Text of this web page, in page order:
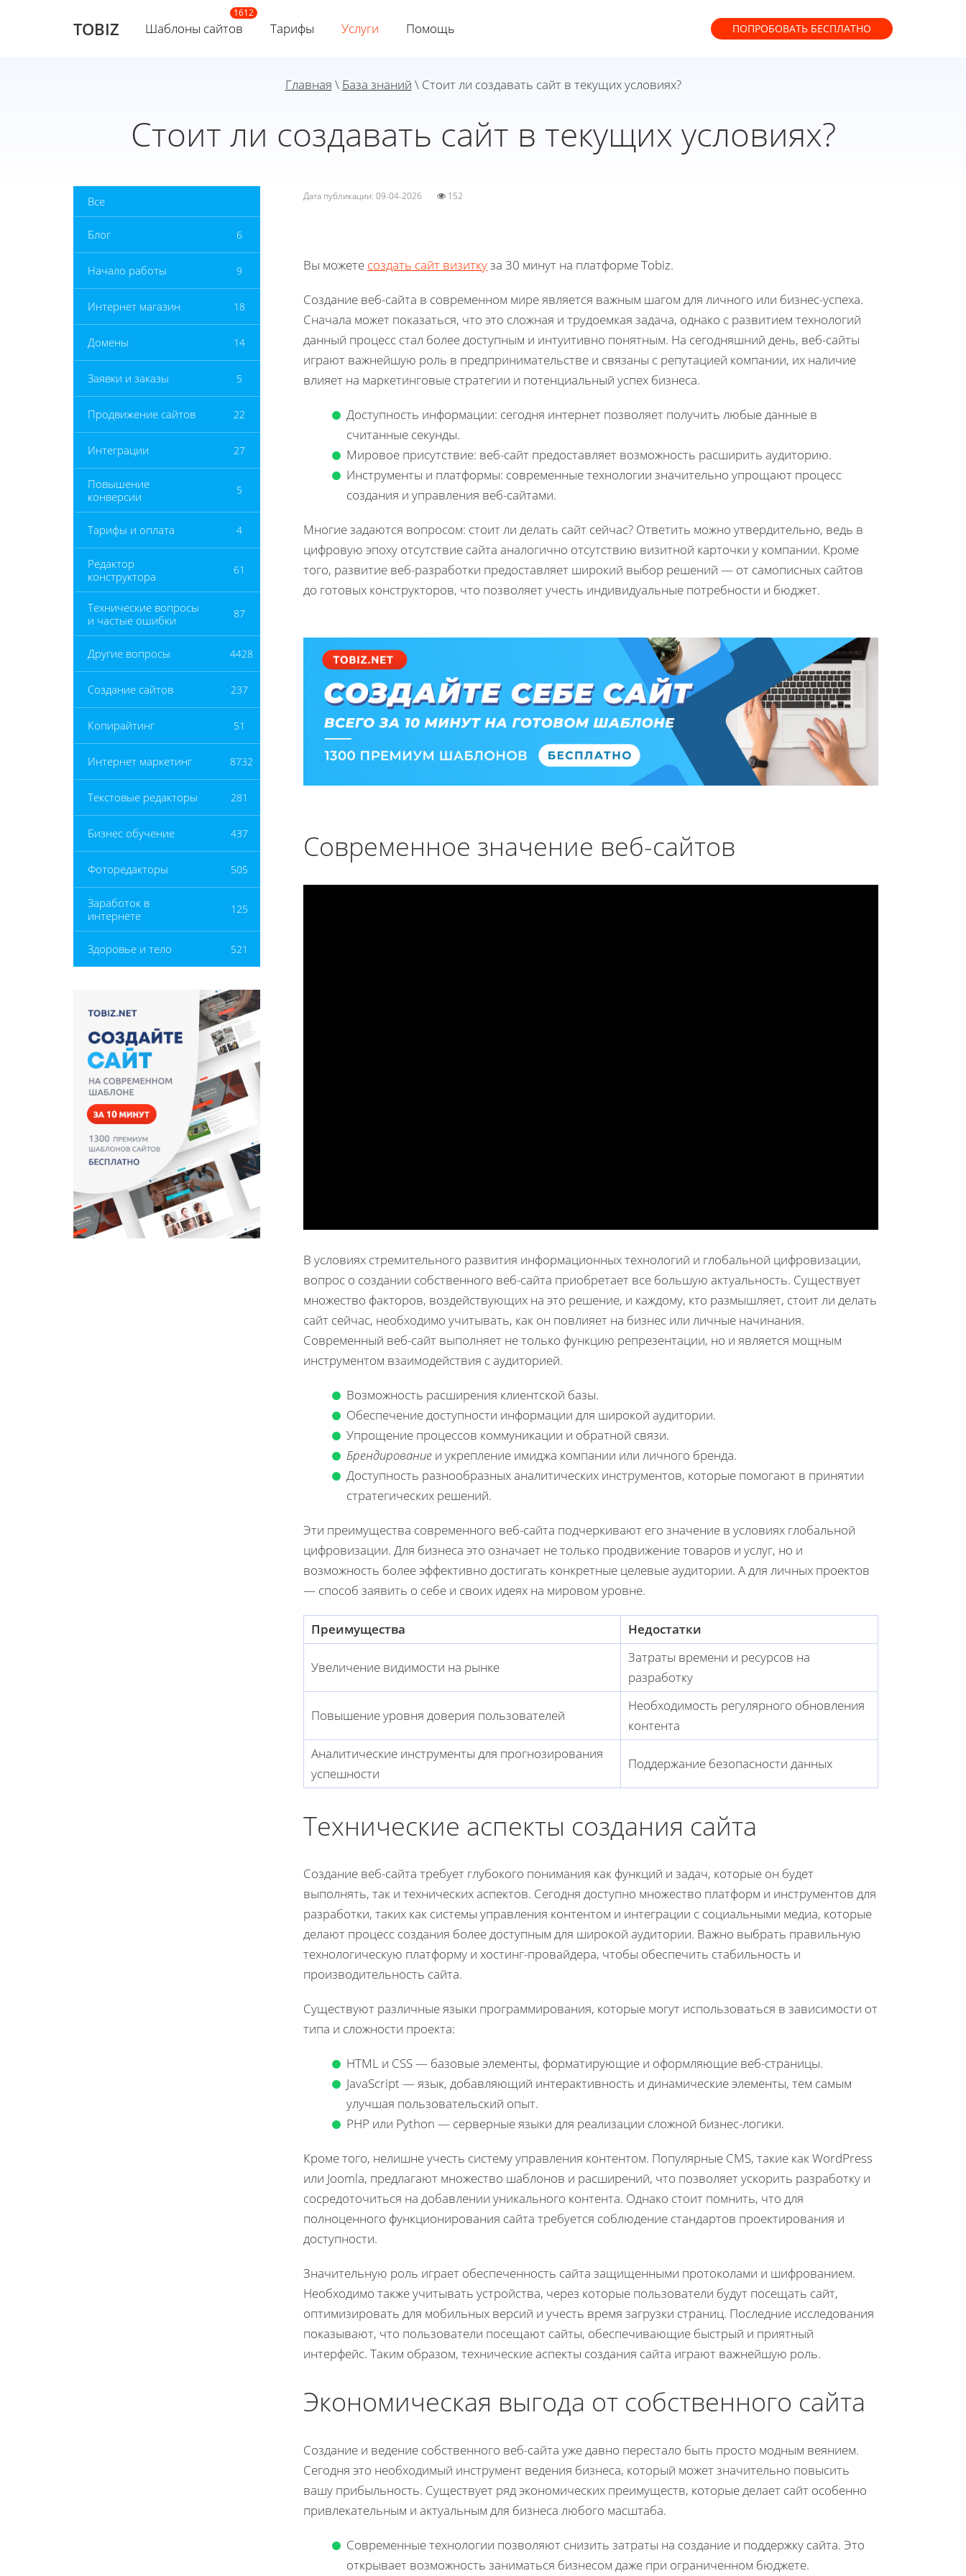
TOBIZ Шаблоны сайтов Тарифы Услуги Помощь ПОПРОБОВАТЬ БЕСПЛАТНО
Главная \ База знаний \ Стоит ли создавать сайт в текущих условиях?
Стоит ли создавать сайт в текущих условиях?
Все
Блог 6
Начало работы 9
Интернет магазин 18
Домены 14
Заявки и заказы 5
Продвижение сайтов 22
Интеграции 27
Повышение
конверсии
5
Тарифы и оплата 4
Редактор
конструктора
61
Технические вопросы
и частые ошибки
87
Другие вопросы 4428
Создание сайтов 237
Копирайтинг 51
Интернет маркетинг 8732
Текстовые редакторы 281
Бизнес обучение 437
Фоторедакторы 505
Заработок в
интернете
125
Здоровье и тело 521
Дата публикации: 09-04-2026 152
Вы можете создать сайт визиткуза 30 минут на платформе Tobiz.
Создание веб-сайта в современном мире является важным шагом для личного или бизнес-успеха.
Сначала может показаться, что это сложная и трудоемкая задача, однако с развитием технологий
данный процесс стал более доступным и интуитивно понятным. На сегодняшний день, веб-сайты
играют важнейшую роль в предпринимательстве и связаны с репутацией компании, их наличие
влияет на маркетинговые стратегии и потенциальный успех бизнеса.
Доступность информации: сегодня интернет позволяет получить любые данные в
считанные секунды.
Мировое присутствие: веб-сайт предоставляет возможность расширить аудиторию.
Инструменты и платформы: современные технологии значительно упрощают процесс
создания и управления веб-сайтами.
Многие задаются вопросом: стоит ли делать сайт сейчас? Ответить можно утвердительно, ведь в
цифровую эпоху отсутствие сайта аналогично отсутствию визитной карточки у компании. Кроме
того, развитие веб-разработки предоставляет широкий выбор решений — от самописных сайтов
до готовых конструкторов, что позволяет учесть индивидуальные потребности и бюджет.
Современное значение веб-сайтов
В условиях стремительного развития информационных технологий и глобальной цифровизации,
вопрос о создании собственного веб-сайта приобретает все большую актуальность. Существует
множество факторов, воздействующих на это решение, и каждому, кто размышляет, стоит ли делать
сайт сейчас, необходимо учитывать, как он повлияет на бизнес или личные начинания.
Современный веб-сайт выполняет не только функцию репрезентации, но и является мощным
инструментом взаимодействия с аудиторией.
Возможность расширения клиентской базы.
Обеспечение доступности информации для широкой аудитории.
Упрощение процессов коммуникации и обратной связи.
Брендирование и укрепление имиджа компании или личного бренда.
Доступность разнообразных аналитических инструментов, которые помогают в принятии
стратегических решений.
Эти преимущества современного веб-сайта подчеркивают его значение в условиях глобальной
цифровизации. Для бизнеса это означает не только продвижение товаров и услуг, но и
возможность более эффективно достигать конкретные целевые аудитории. А для личных проектов
— способ заявить о себе и своих идеях на мировом уровне.
Преимущества Недостатки
Увеличение видимости на рынке
Затраты времени и ресурсов на
разработку
Повышение уровня доверия пользователей
Необходимость регулярного обновления
контента
Аналитические инструменты для прогнозирования
успешности
Поддержание безопасности данных
Технические аспекты создания сайта
Создание веб-сайта требует глубокого понимания как функций и задач, которые он будет
выполнять, так и технических аспектов. Сегодня доступно множество платформ и инструментов для
разработки, таких как системы управления контентом и интеграции с социальными медиа, которые
делают процесс создания более доступным для широкой аудитории. Важно выбрать правильную
технологическую платформу и хостинг-провайдера, чтобы обеспечить стабильность и
производительность сайта.
Существуют различные языки программирования, которые могут использоваться в зависимости от
типа и сложности проекта:
HTML и CSS — базовые элементы, форматирующие и оформляющие веб-страницы.
JavaScript — язык, добавляющий интерактивность и динамические элементы, тем самым
улучшая пользовательский опыт.
PHP или Python — серверные языки для реализации сложной бизнес-логики.
Кроме того, нелишне учесть систему управления контентом. Популярные CMS, такие как WordPress
или Joomla, предлагают множество шаблонов и расширений, что позволяет ускорить разработку и
сосредоточиться на добавлении уникального контента. Однако стоит помнить, что для
полноценного функционирования сайта требуется соблюдение стандартов проектирования и
доступности.
Значительную роль играет обеспеченность сайта защищенными протоколами и шифрованием.
Необходимо также учитывать устройства, через которые пользователи будут посещать сайт,
оптимизировать для мобильных версий и учесть время загрузки страниц. Последние исследования
показывают, что пользователи посещают сайты, обеспечивающие быстрый и приятный
интерфейс. Таким образом, технические аспекты создания сайта играют важнейшую роль.
Экономическая выгода от собственного сайта
Создание и ведение собственного веб-сайта уже давно перестало быть просто модным веянием.
Сегодня это необходимый инструмент ведения бизнеса, который может значительно повысить
вашу прибыльность. Существует ряд экономических преимуществ, которые делает сайт особенно
привлекательным и актуальным для бизнеса любого масштаба.
Современные технологии позволяют снизить затраты на создание и поддержку сайта. Это
открывает возможность заниматься бизнесом даже при ограниченном бюджете.